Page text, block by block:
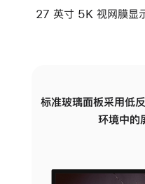
27 英寸 5K 视网膜显
标准玻璃面板采用低
环境中的